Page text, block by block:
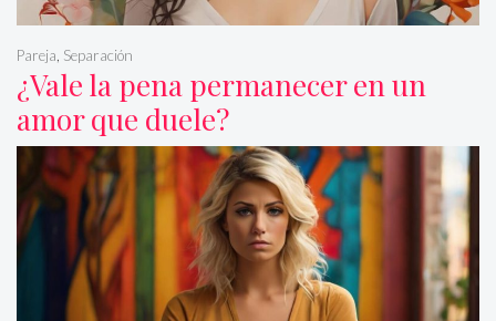
¿Vale la pena permanecer en un
amor que duele?
Pareja, Separación